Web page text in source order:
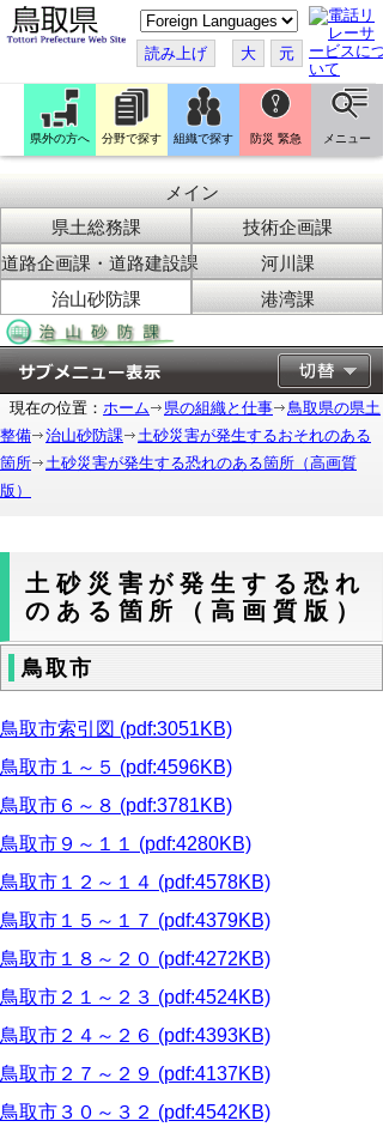
こ
の
ペ
ー
ジ
翻
訳
す
読み上げ 大 元
県外の方へ 分野で探す 組織で探す 防災 緊急 メニュー
メイン
県土総務課
技術企画課
道路企画課・道路建設課
河川課
治山砂防課
港湾課
現在の位置： ホーム 県の組織と仕事
鳥取県の県土
整備
治山砂防課
土砂災害が発生するおそれのある
箇所
土砂災害が発生する恐れのある箇所（高画質
版）
土砂災害が発生する恐れ
のある箇所（高画質版）
鳥取市
鳥取市索引図 (pdf:3051KB)
鳥取市１～５ (pdf:4596KB)
鳥取市６～８ (pdf:3781KB)
鳥取市９～１１ (pdf:4280KB)
鳥取市１２～１４ (pdf:4578KB)
鳥取市１５～１７ (pdf:4379KB)
鳥取市１８～２０ (pdf:4272KB)
鳥取市２１～２３ (pdf:4524KB)
鳥取市２４～２６ (pdf:4393KB)
鳥取市２７～２９ (pdf:4137KB)
鳥取市３０～３２ (pdf:4542KB)